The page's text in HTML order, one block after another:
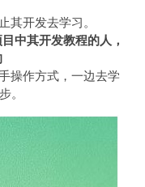
开发去学习。
中其开发教程的人，
操作方式，一边去学
。